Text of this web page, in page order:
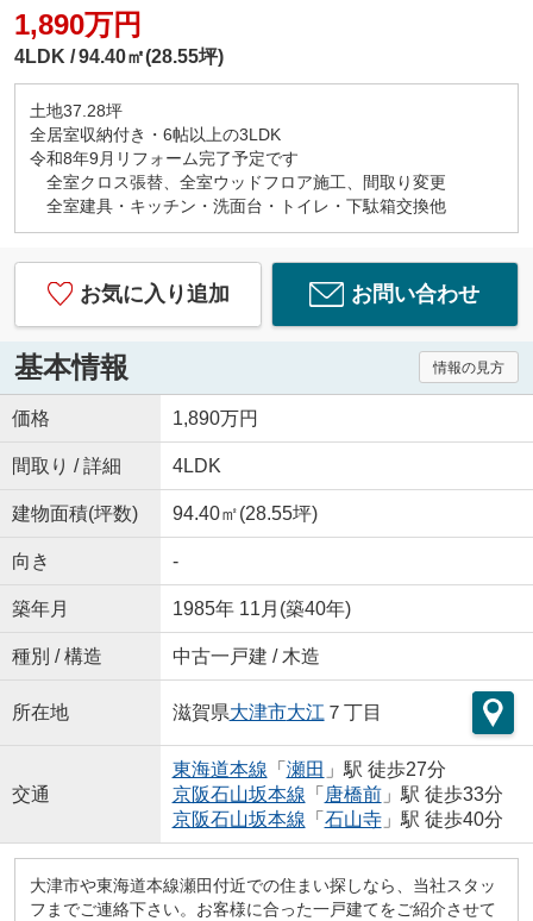
1,890万円
4LDK 94.40㎡(28.55坪)
土地37.28坪
全居室収納付き・6帖以上の3LDK
令和8年9月リフォーム完了予定です
全室クロス張替、全室ウッドフロア施工、間取り変更
全室建具・キッチン・洗面台・トイレ・下駄箱交換他
お気に入り追加 お問い合わせ
基本情報 情報の見方
価格 1,890万円
間取り / 詳細 4LDK
建物面積(坪数) 94.40㎡(28.55坪)
向き -
築年月 1985年 11月(築40年)
種別 / 構造 中古一戸建 / 木造
所在地 滋賀県大津市大江 ７丁目
交通
東海道本線 「 瀬田 」駅 徒歩27分
京阪石山坂本線 「 唐橋前」駅 徒歩33分
京阪石山坂本線 「 石山寺」駅 徒歩40分
大津市や東海道本線瀬田付近での住まい探しなら、当社スタッ
フまでご連絡下さい。お客様に合った一戸建てをご紹介させて